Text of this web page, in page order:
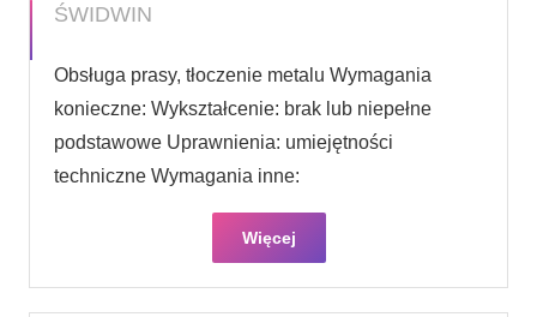
ŚWIDWIN
Obsługa prasy, tłoczenie metalu Wymagania
konieczne: Wykształcenie: brak lub niepełne
podstawowe Uprawnienia: umiejętności
techniczne Wymagania inne:
Więcej